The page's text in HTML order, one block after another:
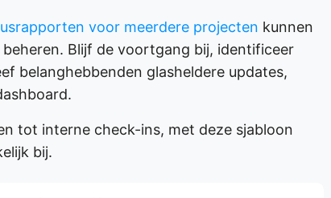
voor meerdere projecten kunnen
Blijf de voortgang bij, identificeer
belanghebbenden glasheldere updates,
tot interne check-ins, met deze sjabloon
bij.